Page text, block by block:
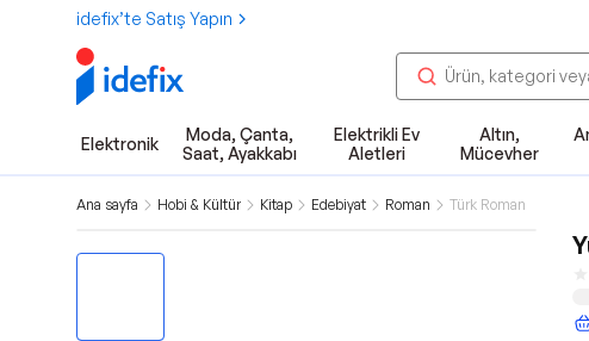
idefix’te Satış Yapın
Elektronik
Moda, Çanta,
Saat, Ayakkabı
Elektrikli Ev
Aletleri
Altın,
Mücevher
Ana sayfa Hobi & Kültür Kitap Edebiyat Roman Türk Roman